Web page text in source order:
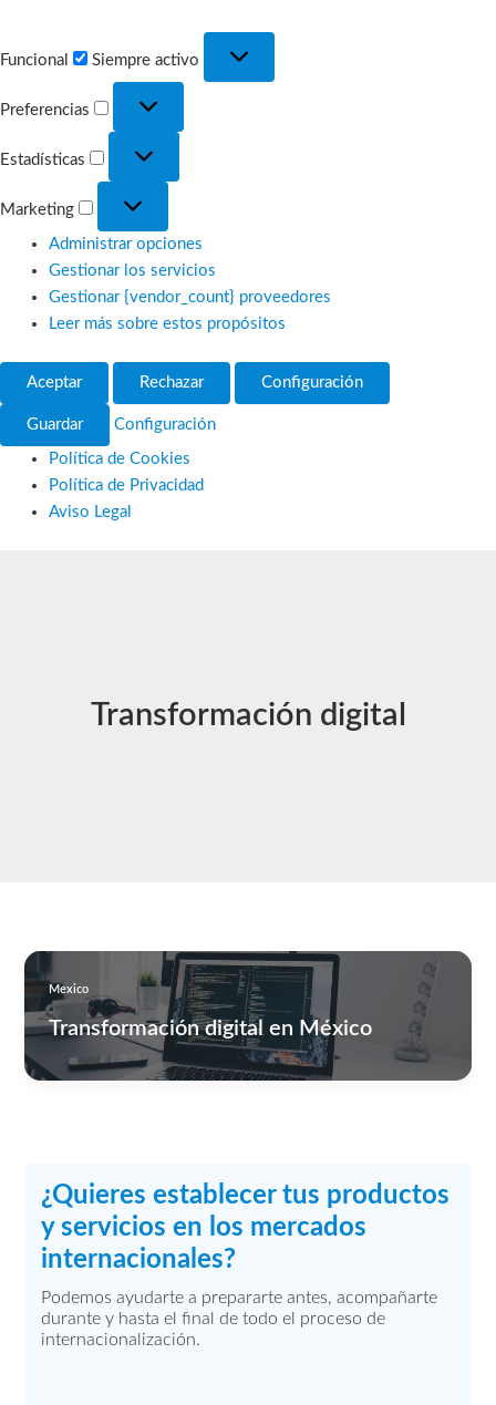
Funcional Siempre activo
Preferencias
Estadísticas
Marketing
Administrar opciones
Gestionar los servicios
Gestionar {vendor_count} proveedores
Leer más sobre estos propósitos
Aceptar Rechazar Configuración
Guardar Configuración
Política de Cookies
Política de Privacidad
Aviso Legal
Transformación digital
Mexico
Transformación digital en México
¿Quieres establecer tus productos
y servicios en los mercados
internacionales?
Podemos ayudarte a prepararte antes, acompañarte
durante y hasta el final de todo el proceso de
internacionalización.